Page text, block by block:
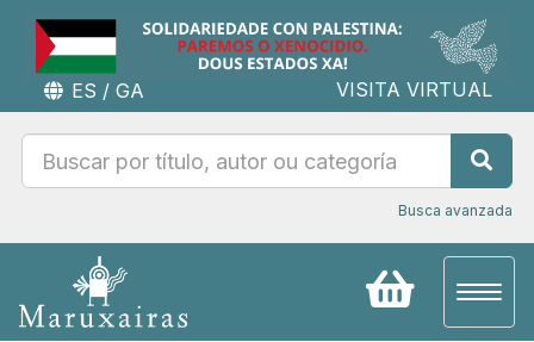
ES / GA VISITA VIRTUAL
Busca avanzada